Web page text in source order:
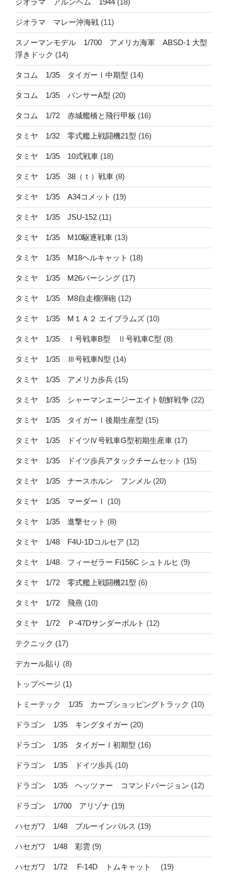
ジオラマ アルンヘム 1944 (18)
ジオラマ マレー沖海戦 (11)
スノーマンモデル 1/700 アメリカ海軍 ABSD-1 大型
浮きドック (14)
タコム 1/35 タイガーⅠ中期型 (14)
タコム 1/35 パンサーA型 (20)
タコム 1/72 赤城艦橋と飛行甲板 (16)
タミヤ 1/32 零式艦上戦闘機21型 (16)
タミヤ 1/35 10式戦車 (18)
タミヤ 1/35 38（ｔ）戦車 (8)
タミヤ 1/35 A34コメット (19)
タミヤ 1/35 JSU-152 (11)
タミヤ 1/35 M10駆逐戦車 (13)
タミヤ 1/35 M18ヘルキャット (18)
タミヤ 1/35 M26パーシング (17)
タミヤ 1/35 M8自走榴弾砲 (12)
タミヤ 1/35 M１Ａ２ エイブラムズ (10)
タミヤ 1/35 Ⅰ号戦車B型 Ⅱ号戦車C型 (8)
タミヤ 1/35 Ⅲ号戦車N型 (14)
タミヤ 1/35 アメリカ歩兵 (15)
タミヤ 1/35 シャーマンエージーエイト朝鮮戦争 (22)
タミヤ 1/35 タイガーⅠ後期生産型 (15)
タミヤ 1/35 ドイツⅣ号戦車G型初期生産車 (17)
タミヤ 1/35 ドイツ歩兵アタックチームセット (15)
タミヤ 1/35 ナースホルン フンメル (20)
タミヤ 1/35 マーダーⅠ (10)
タミヤ 1/35 進撃セット (8)
タミヤ 1/48 F4U-1Dコルセア (12)
タミヤ 1/48 フィーゼラー Fi156C シュトルヒ (9)
タミヤ 1/72 零式艦上戦闘機21型 (6)
タミヤ 1/72 飛燕 (10)
タミヤ 1/72 Ｐ-47Dサンダーボルト (12)
テクニック (17)
デカール貼り (8)
トップページ (1)
トミーテック 1/35 カープショッピングトラック (10)
ドラゴン 1/35 キングタイガー (20)
ドラゴン 1/35 タイガーⅠ初期型 (16)
ドラゴン 1/35 ドイツ歩兵 (10)
ドラゴン 1/35 ヘッツァー コマンドバージョン (12)
ドラゴン 1/700 アリゾナ (19)
ハセガワ 1/48 ブルーインパルス (19)
ハセガワ 1/48 彩雲 (9)
ハセガワ 1/72 F-14D トムキャット (19)